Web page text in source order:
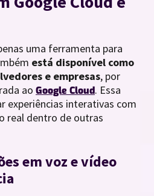
uma ferramenta para
está disponível como
e empresas, por
ao Google Cloud. Essa
experiências interativas com
real dentro de outras
em voz e vídeo